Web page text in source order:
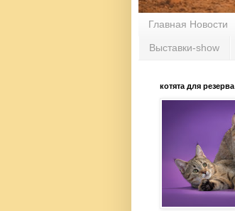
Главная Новости
Выставки-show
котята для резерва